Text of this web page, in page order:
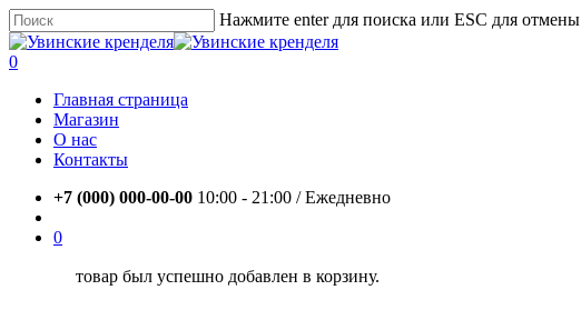
Skip
to
main
Нажмите enter для поиска или ESC для отмены
Close
Search
account
0
Главная страница
Магазин
О нас
Контакты
+7 (000) 000-00-00 10:00 - 21:00 / Eжедневно
0
товар был успешно добавлен в корзину.